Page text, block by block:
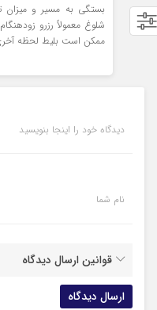
بستگی به مسیر و میزان
شلوغ معمولاً رزرو
ممکن است بلیط لحظه آخری
دیدگاه خود را اینجا بنویسید
نام شما
قوانین ارسال دیدگاه